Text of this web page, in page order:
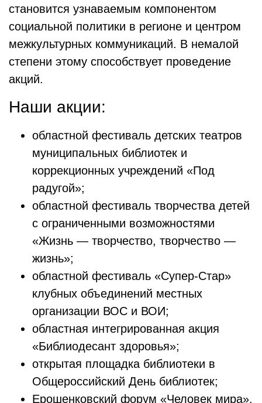
становится узнаваемым компонентом
социальной политики в регионе и центром
межкультурных коммуникаций. В немалой
степени этому способствует проведение
акций.
Наши акции:
областной фестиваль детских театров
муниципальных библиотек и
коррекционных учреждений «Под
радугой»;
областной фестиваль творчества детей
с ограниченными возможностями
«Жизнь — творчество, творчество —
жизнь»;
областной фестиваль «Супер-Стар»
клубных объединений местных
организации ВОС и ВОИ;
областная интегрированная акция
«Библиодесант здоровья»;
открытая площадка библиотеки в
Общероссийский День библиотек;
Ерошенковский форум «Человек мира».